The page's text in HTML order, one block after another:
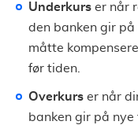
Underkurs er når
den banken gir
måtte
før tiden.
Overkurs er når
banken gir på